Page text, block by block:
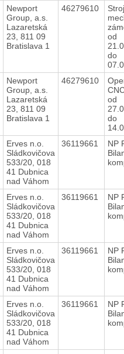
Newport
Group, a.s.
Lazaretská
23, 811 09
Bratislava 1
46279610
od
do
Newport
Group, a.s.
Lazaretská
23, 811 09
Bratislava 1
46279610
od
do
Erves n.o.
Sládkovičova
533/20, 018
41 Dubnica
nad Váhom
36119661
NP
Erves n.o.
Sládkovičova
533/20, 018
41 Dubnica
nad Váhom
36119661
NP
Erves n.o.
Sládkovičova
533/20, 018
41 Dubnica
nad Váhom
36119661
NP
Erves n.o.
Sládkovičova
533/20, 018
41 Dubnica
nad Váhom
36119661
NP